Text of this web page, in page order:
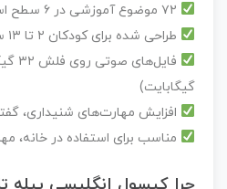
۷۲ موضوع آموزشی در۶ سطح استاندارد
طراحی شده برای کودکان ۲ تا ۱۳ سال
فایل‌های صوتی روی فلش ۳۲ گیگابایتی
گیگابایت)
افزایش مهارت‌های شنیداری، گفتاری و
مناسب برای استفاده در خانه،